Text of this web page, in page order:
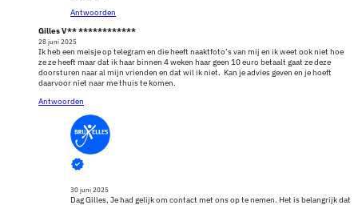
Antwoorden
Gilles V** ************
28 juni 2025
Ik heb een meisje op telegram en die heeft naaktfoto’s van mij en ik weet ook niet hoe
ze ze heeft maar dat ik haar binnen 4 weken haar geen 10 euro betaalt gaat ze deze
doorsturen naar al mijn vrienden en dat wil ik niet. Kan je advies geven en je hoeft
daarvoor niet naar me thuis te komen.
Antwoorden
30 juni 2025
Dag Gilles, Je had gelijk om contact met ons op te nemen. Het is belangrijk dat